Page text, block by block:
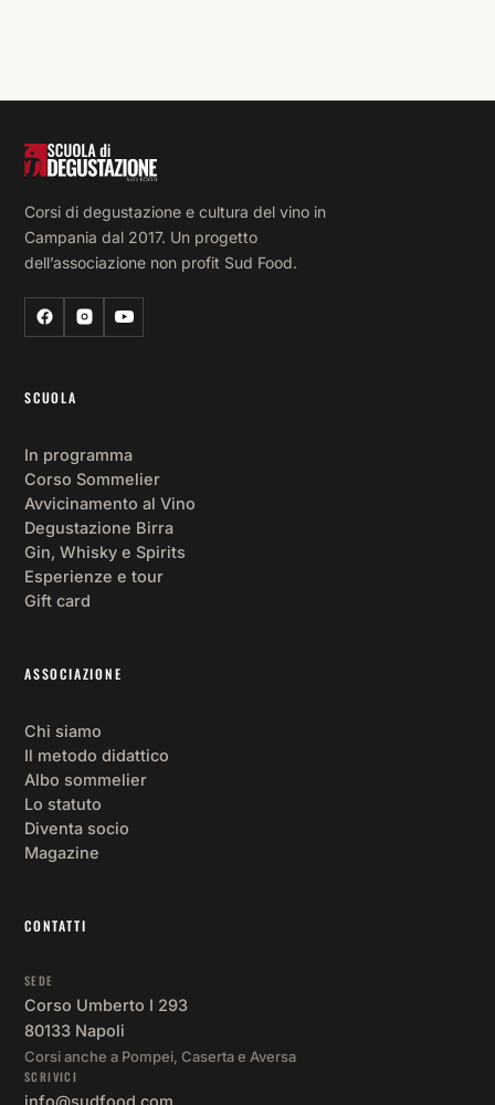
Corsi di degustazione e cultura del vino in
Campania dal 2017. Un progetto
dell’associazione non profit Sud Food.
SCUOLA
In programma
Corso Sommelier
Avvicinamento al Vino
Degustazione Birra
Gin, Whisky e Spirits
Esperienze e tour
Gift card
ASSOCIAZIONE
Chi siamo
Il metodo didattico
Albo sommelier
Lo statuto
Diventa socio
Magazine
CONTATTI
SEDE
Corso Umberto I 293
80133 Napoli
Corsi anche a Pompei, Caserta e Aversa
SCRIVICI
info@sudfood.com